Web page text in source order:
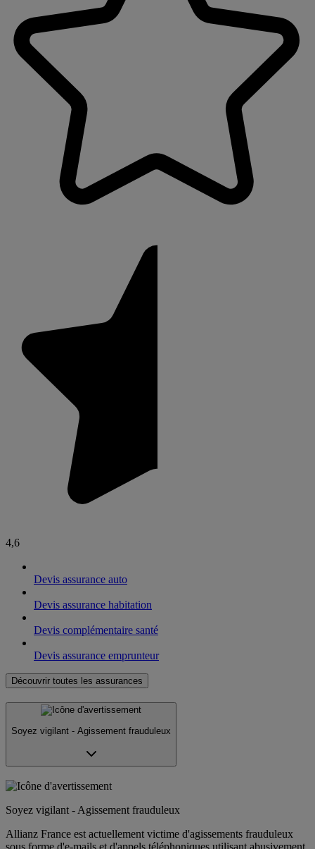
4,6
Devis assurance auto
Devis assurance habitation
Devis complémentaire santé
Devis assurance emprunteur
Découvrir toutes les assurances
Soyez vigilant - Agissement frauduleux
Soyez vigilant - Agissement frauduleux
Allianz France est actuellement victime d'agissements frauduleux
sous forme d'e-mails et d'appels téléphoniques utilisant abusivement